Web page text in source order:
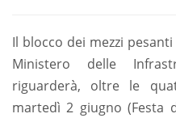
Il blocco dei mezzi
Ministero delle
riguarderà, oltre le
martedì 2 giugno (Festa